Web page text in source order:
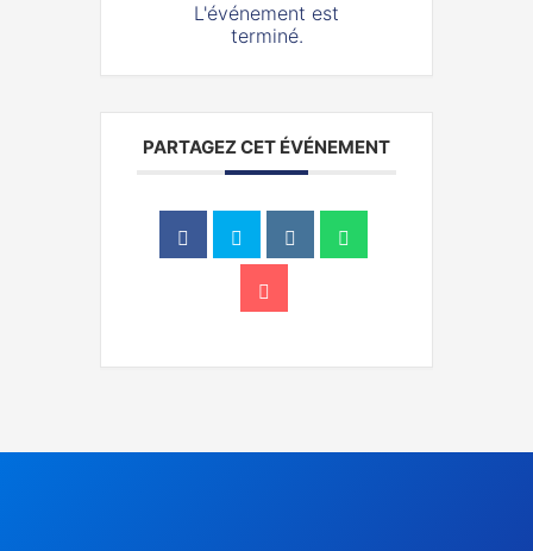
L'événement est
terminé.
PARTAGEZ CET ÉVÉNEMENT